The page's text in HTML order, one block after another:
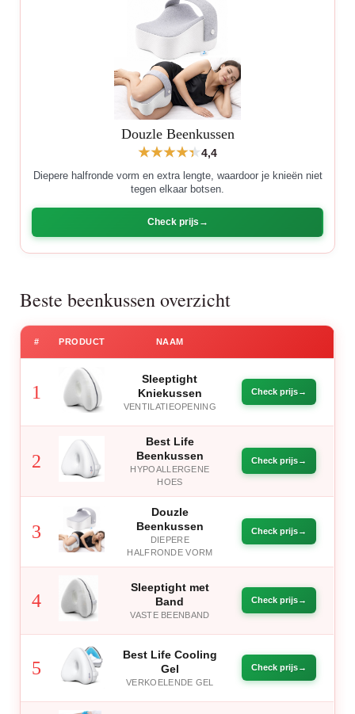
Douzle Beenkussen
4,4
Diepere halfronde vorm en extra lengte, waardoor je knieën niet
tegen elkaar botsen.
Check prijs
Beste beenkussen overzicht
# PRODUCT NAAM
1
Sleeptight
Kniekussen
VENTILATIEOPENING
Check prijs
2
Best Life
Beenkussen
HYPOALLERGENE
HOES
Check prijs
3
Douzle
Beenkussen
DIEPERE
HALFRONDE VORM
Check prijs
4
Sleeptight met
Band
VASTE BEENBAND
Check prijs
5
Best Life Cooling
Gel
VERKOELENDE GEL
Check prijs